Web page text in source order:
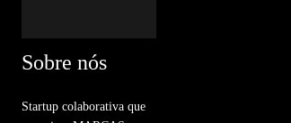
Sobre nós
Startup colaborativa que